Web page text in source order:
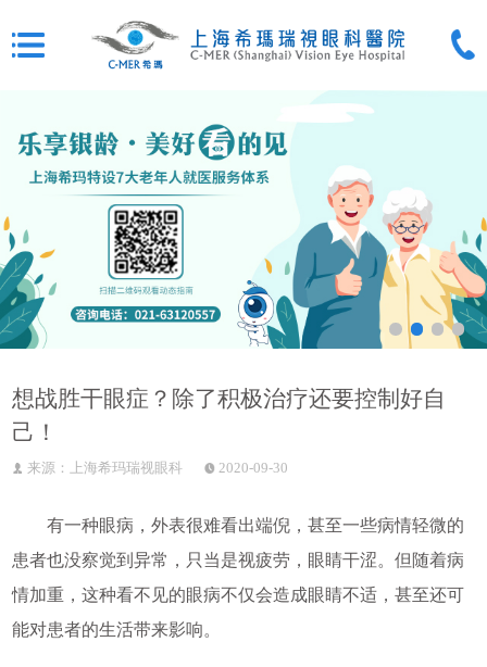
想战胜干眼症？除了积极治疗还要控制好自
己！
来源：上海希玛瑞视眼科 2020-09-30
有一种眼病，外表很难看出端倪，甚至一些病情轻微的
患者也没察觉到异常，只当是视疲劳，眼睛干涩。但随着病
情加重，这种看不见的眼病不仅会造成眼睛不适，甚至还可
能对患者的生活带来影响。